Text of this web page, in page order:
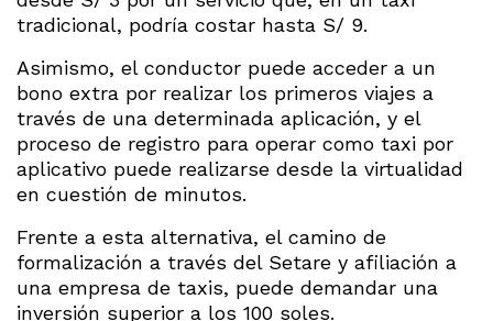
tradicional, podría costar hasta S/ 9.
Asimismo, el conductor puede acceder a un
bono extra por realizar los primeros viajes a
través de una determinada aplicación, y el
proceso de registro para operar como taxi por
aplicativo puede realizarse desde la virtualidad
en cuestión de minutos.
Frente a esta alternativa, el camino de
formalización a través del Setare y afiliación a
una empresa de taxis, puede demandar una
inversión superior a los 100 soles.